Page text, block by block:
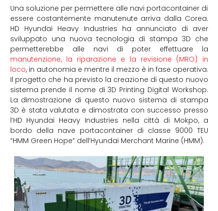
Una soluzione per permettere alle navi portacontainer di
essere costantemente manutenute arriva dalla Corea.
HD Hyundai Heavy Industries ha annunciato di aver
sviluppato una nuova tecnologia di stampa 3D che
permetterebbe alle navi di poter effettuare la
manutenzione, la riparazione e la revisione (MRO) in
loco, in autonomia e mentre il mezzo è in fase operativa.
Il progetto che ha previsto la creazione di questo nuovo
sistema prende il nome di 3D Printing Digital Workshop.
La dimostrazione di questo nuovo sistema di stampa
3D è stata valutata e dimostrata con successo presso
l’HD Hyundai Heavy Industries nella città di Mokpo, a
bordo della nave portacontainer di classe 9000 TEU
“HMM Green Hope” dell’Hyundai Merchant Marine (HMM).